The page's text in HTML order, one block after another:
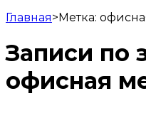
Главная>Метка:
Записи по
офисная